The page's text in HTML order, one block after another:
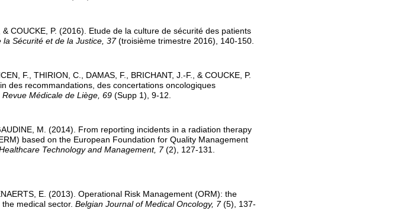
COUCKE, P. (2016). Etude de la culture de sécurité des patients
la Sécurité et de la Justice, 37(troisième trimestre 2016), 140-150.
F., THIRION, C., DAMAS, F., BRICHANT, J.-F., & COUCKE, P.
des recommandations, des concertations oncologiques
Revue Médicale de Liège, 69 (Supp 1), 9-12.
M. (2014). From reporting incidents in a radiation therapy
based on the European Foundation for Quality Management
Technology and Management, 7(2), 127-131.
E. (2013). Operational Risk Management (ORM): the
the medical sector.Belgian Journal of Medical Oncology, 7(5), 137-